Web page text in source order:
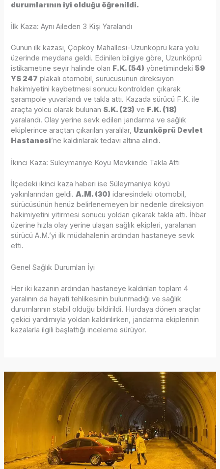
durumlarının iyi olduğu öğrenildi.
İlk Kaza: Aynı Aileden 3 Kişi Yaralandı
Günün ilk kazası, Çöpköy Mahallesi-Uzunköprü kara yolu
üzerinde meydana geldi. Edinilen bilgiye göre, Uzunköprü
istikametine seyir halinde olan F.K. (54) yönetimindeki59
YS 247 plakalı otomobil, sürücüsünün direksiyon
hakimiyetini kaybetmesi sonucu kontrolden çıkarak
şarampole yuvarlandı ve takla attı. Kazada sürücü F.K. ile
araçta yolcu olarak bulunan S.K. (23) ve F.K. (18)
yaralandı. Olay yerine sevk edilen jandarma ve sağlık
ekiplerince araçtan çıkarılan yaralılar, Uzunköprü Devlet
Hastanesi’ne kaldırılarak tedavi altına alındı.
İkinci Kaza: Süleymaniye Köyü Mevkiinde Takla Attı
İlçedeki ikinci kaza haberi ise Süleymaniye köyü
yakınlarından geldi. A.M. (30) idaresindeki otomobil,
sürücüsünün henüz belirlenemeyen bir nedenle direksiyon
hakimiyetini yitirmesi sonucu yoldan çıkarak takla attı. İhbar
üzerine hızla olay yerine ulaşan sağlık ekipleri, yaralanan
sürücü A.M.’yi ilk müdahalenin ardından hastaneye sevk
etti.
Genel Sağlık Durumları İyi
Her iki kazanın ardından hastaneye kaldırılan toplam 4
yaralının da hayati tehlikesinin bulunmadığı ve sağlık
durumlarının stabil olduğu bildirildi. Hurdaya dönen araçlar
çekici yardımıyla yoldan kaldırılırken, jandarma ekiplerinin
kazalarla ilgili başlattığı inceleme sürüyor.